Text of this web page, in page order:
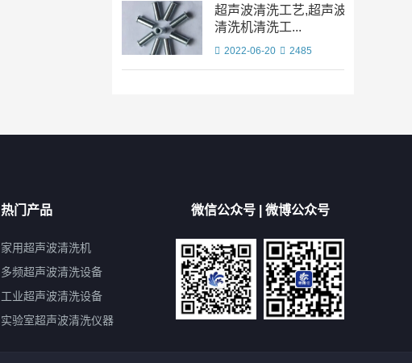
超声波清洗工艺,超声波
清洗机清洗工...
2022-06-20 2485
热门产品
家用超声波清洗机
多频超声波清洗设备
工业超声波清洗设备
实验室超声波清洗仪器
微信公众号 | 微博公众号